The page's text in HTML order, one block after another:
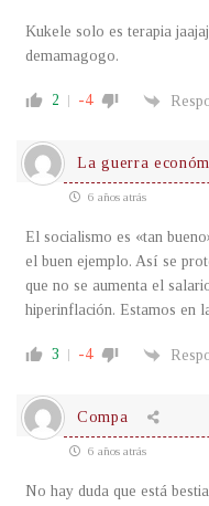
Kukele solo es terapia
demamagogo.
2 -4
La guerra
6 años atrás
El socialismo es «tan
el buen ejemplo. Así se
que no se aumenta el
hiperinflación. Estamos en
3 -4
Compa
6 años atrás
No hay duda que está